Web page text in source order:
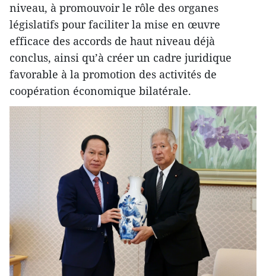
niveau, à promouvoir le rôle des organes
législatifs pour faciliter la mise en œuvre
efficace des accords de haut niveau déjà
conclus, ainsi qu’à créer un cadre juridique
favorable à la promotion des activités de
coopération économique bilatérale.